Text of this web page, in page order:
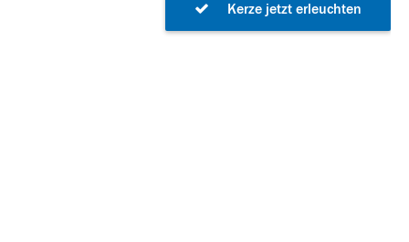
Kerze jetzt erleuchten